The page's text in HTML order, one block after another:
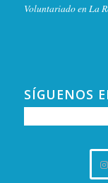
Voluntariado en La
SÍGUENOS